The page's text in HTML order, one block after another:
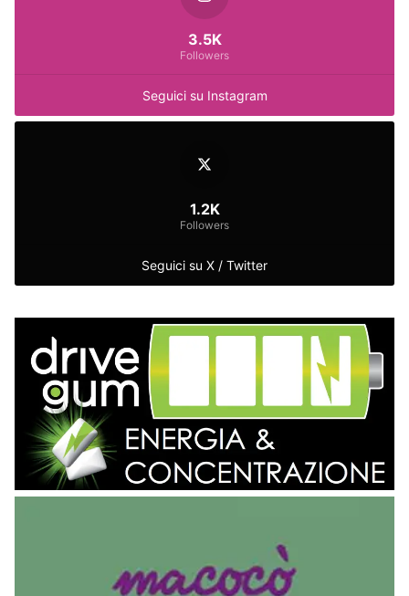
Seguici su Instagram
3.5K
Followers
Seguici su X / Twitter
1.2K
Followers